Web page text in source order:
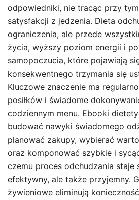
odpowiedniki, nie tracąc przy
satysfakcji z jedzenia. Dieta
ograniczenia, ale przede
życia, wyższy poziom energii i
samopoczucia, które pojawiają
konsekwentnego trzymania się
Kluczowe znaczenie ma
posiłków i świadome
codziennym menu. Ebooki
budować nawyki świadomego
planować zakupy, wybierać
oraz komponować szybkie i
czemu proces odchudzania staje
efektywny, ale także przyjemny.
żywieniowe eliminują